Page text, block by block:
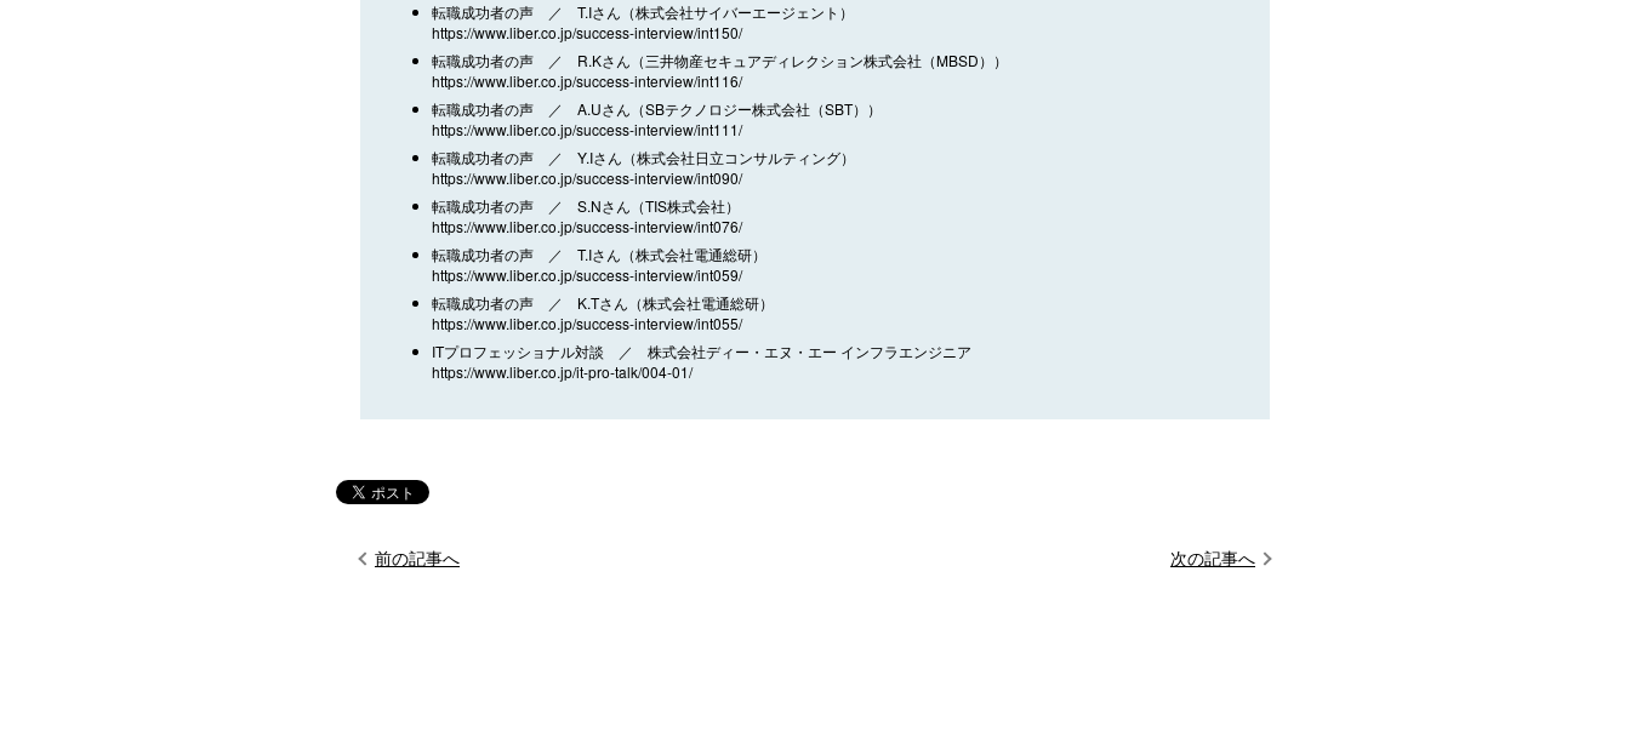
転職成功者の声 ／ T.Iさん（株式会社サイバーエージェント）
https://www.liber.co.jp/success-interview/int150/
転職成功者の声 ／ R.Kさん（三井物産セキュアディレクション株式会社（MBSD））
https://www.liber.co.jp/success-interview/int116/
転職成功者の声 ／ A.Uさん（SBテクノロジー株式会社（SBT））
https://www.liber.co.jp/success-interview/int111/
転職成功者の声 ／ Y.Iさん（株式会社日立コンサルティング）
https://www.liber.co.jp/success-interview/int090/
転職成功者の声 ／ S.Nさん（TIS株式会社）
https://www.liber.co.jp/success-interview/int076/
転職成功者の声 ／ T.Iさん（株式会社電通総研）
https://www.liber.co.jp/success-interview/int059/
転職成功者の声 ／ K.Tさん（株式会社電通総研）
https://www.liber.co.jp/success-interview/int055/
ITプロフェッショナル対談 ／ 株式会社ディー・エヌ・エー インフラエンジニア
https://www.liber.co.jp/it-pro-talk/004-01/
前の記事へ 次の記事へ